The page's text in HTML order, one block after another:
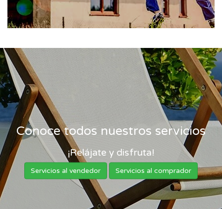
Conoce todos nuestros servicios
¡Relájate y disfruta!
Servicios al vendedor Servicios al comprador